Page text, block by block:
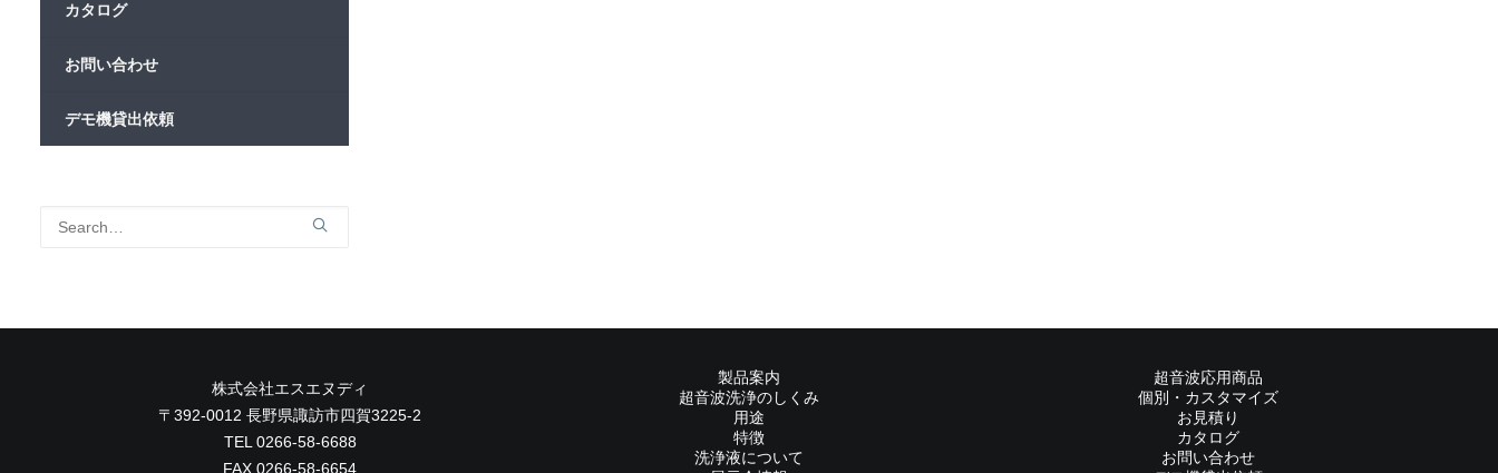
カタログ
お問い合わせ
デモ機貸出依頼
株式会社エスエヌディ
〒392-0012 長野県諏訪市四賀3225-2
TEL 0266-58-6688
FAX 0266-58-6654
製品案内
超音波洗浄のしくみ
用途
特徴
洗浄液について
超音波応用商品
個別・カスタマイズ
お見積り
カタログ
お問い合わせ